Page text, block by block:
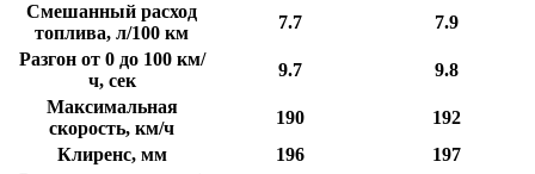
Смешанный расход
топлива, л/100 км
7.7
7.9
Разгон от 0 до 100 км/
ч, сек
9.7
9.8
Максимальная
скорость, км/ч
190
192
Клиренс, мм
196
197